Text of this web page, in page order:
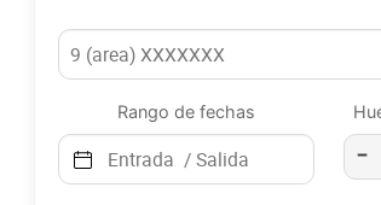
Rango de fechas
-